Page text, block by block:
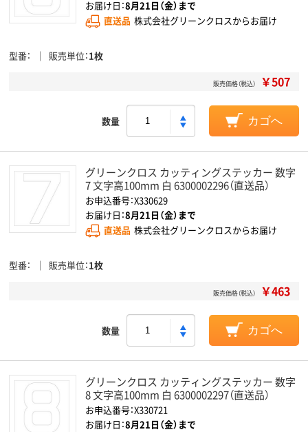
お届け日：8月21日（金）まで
直送品 株式会社グリーンクロスからお届け
型番 販売単位 1枚
販売価格（税込） ￥507
数量 カゴへ
グリーンクロス カッティングステッカー 数字
7 文字高100mm 白 6300002296（直送品）
お申込番号：X330629
お届け日：8月21日（金）まで
直送品 株式会社グリーンクロスからお届け
型番 販売単位 1枚
販売価格（税込） ￥463
数量 カゴへ
グリーンクロス カッティングステッカー 数字
8 文字高100mm 白 6300002297（直送品）
お申込番号：X330721
お届け日：8月21日（金）まで